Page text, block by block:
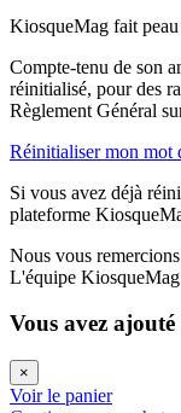
KiosqueMag fait peau
Compte-tenu de son
réinitialisé, pour des
Règlement Général
Réinitialiser mon mot
Si vous avez déjà
plateforme
Nous vous
L'équipe KiosqueMag
Vous avez
×
Voir le panier